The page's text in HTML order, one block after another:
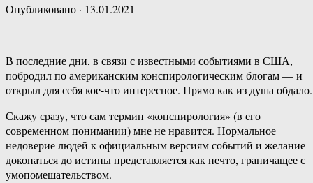
Опубликовано · 13.01.2021
В последние дни, в связи с известными событиями в США,
побродил по американским конспирологическим блогам — и
открыл для себя кое-что интересное. Прямо как из душа обдало.
Скажу сразу, что сам термин «конспирология» (в его
современном понимании) мне не нравится. Нормальное
недоверие людей к официальным версиям событий и желание
докопаться до истины представляется как нечто, граничащее с
умопомешательством.